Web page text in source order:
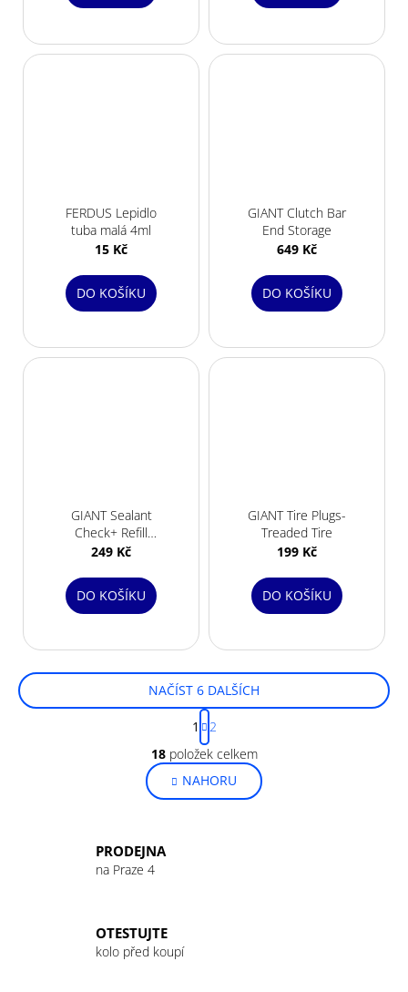
FERDUS Lepidlo
tuba malá 4ml
15 Kč
DO KOŠÍKU
GIANT Clutch Bar
End Storage
649 Kč
DO KOŠÍKU
GIANT Sealant
Check+ Refill
Syringe
249 Kč
DO KOŠÍKU
GIANT Tire Plugs-
Treaded Tire
199 Kč
DO KOŠÍKU
O
v
l
á
NAČÍST 6 DALŠÍCH
S
t
r
á
n
k
1
2
18položek celkem
NAHORU
PRODEJNA
na Praze 4
OTESTUJTE
kolo před koupí